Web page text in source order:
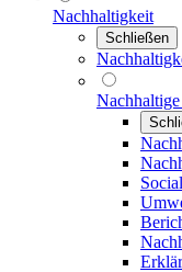
Nachhaltigkeit
Schließen